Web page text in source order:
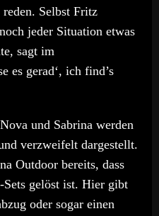
Selbst Fritz
jeder Situation etwas
sagt im
es gerad‘, ich find’s
und Sabrina werden
verzweifelt dargestellt.
Outdoor bereits, dass
gelöst ist. Hier gibt
oder sogar einen